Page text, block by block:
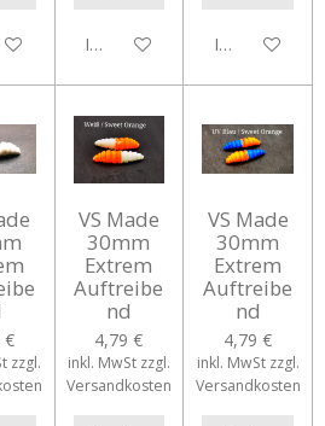
WarenkorbIn den WarenkorbIn den
€
zzgl.
VS Made
30mm
Extrem
Auftreibe
nd
4,79 €
inkl. MwSt zzgl.
Versandkosten
VS Made
30mm
Extrem
Auftreibe
nd
4,79 €
inkl. MwSt zzgl.
Versandkosten